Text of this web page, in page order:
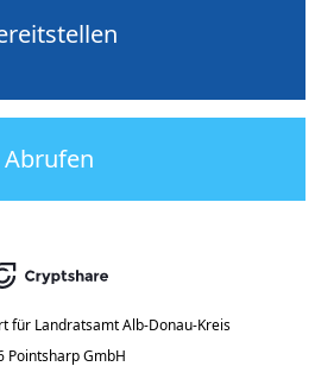
Abrufen
für Landratsamt Alb-Donau-Kreis
Pointsharp GmbH